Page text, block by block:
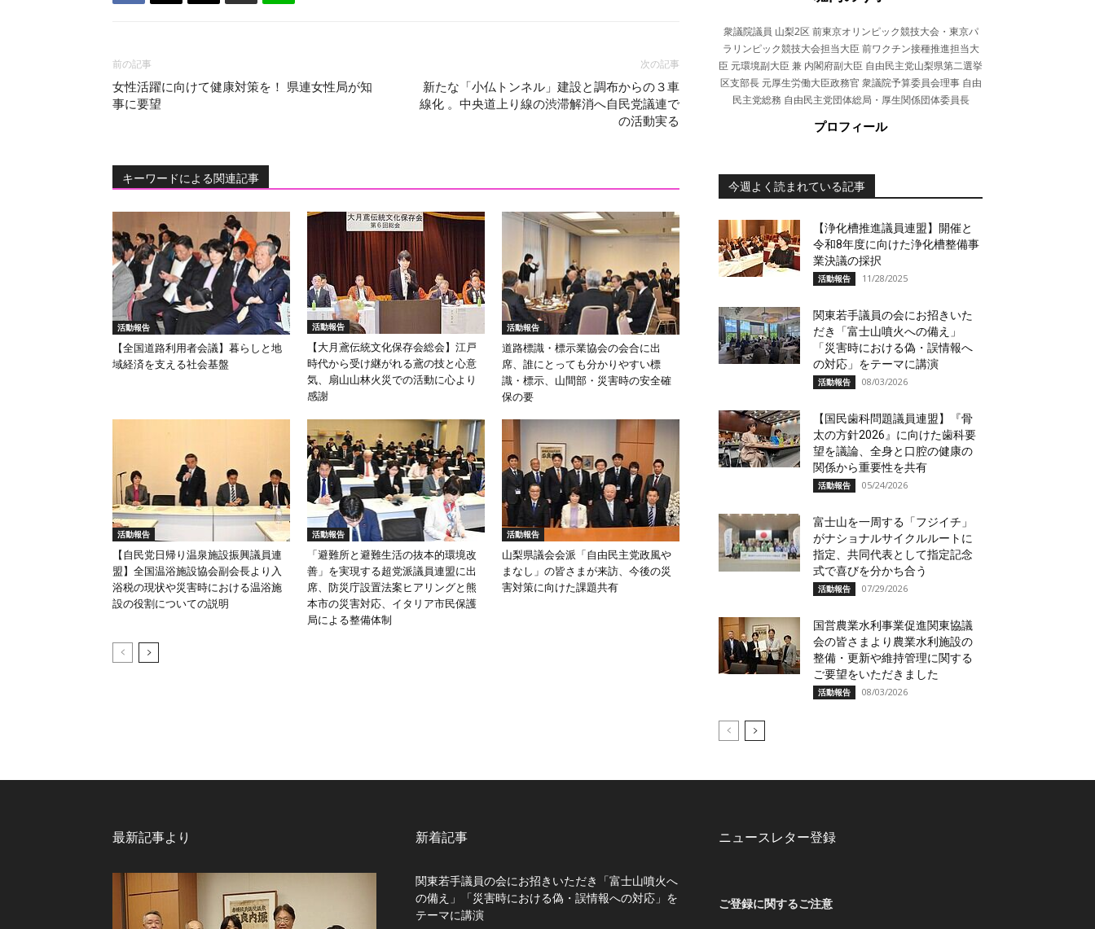
前の記事
女性活躍に向けて健康対策を！ 県連女性局が知
事に要望
次の記事
新たな「小仏トンネル」建設と調布からの３車
線化 。中央道上り線の渋滞解消へ自民党議連で
の活動実る
キーワードによる関連記事
活動報告
【全国道路利用者会議】暮らしと地
域経済を支える社会基盤
活動報告
【大月鳶伝統文化保存会総会】江戸
時代から受け継がれる鳶の技と心意
気、扇山山林火災での活動に心より
感謝
活動報告
道路標識・標示業協会の会合に出
席、誰にとっても分かりやすい標
識・標示、山間部・災害時の安全確
保の要
活動報告
【自民党日帰り温泉施設振興議員連
盟】全国温浴施設協会副会長より入
浴税の現状や災害時における温浴施
設の役割についての説明
活動報告
「避難所と避難生活の抜本的環境改
善」を実現する超党派議員連盟に出
席、防災庁設置法案ヒアリングと熊
本市の災害対応、イタリア市民保護
局による整備体制
活動報告
山梨県議会会派「自由民主党政風や
まなし」の皆さまが来訪、今後の災
害対策に向けた課題共有
衆議院議員 山梨2区 前東京オリンピック競技大会・東京パ
ラリンピック競技大会担当大臣 前ワクチン接種推進担当大
臣 元環境副大臣 兼 内閣府副大臣 自由民主党山梨県第二選挙
区支部長 元厚生労働大臣政務官 衆議院予算委員会理事 自由
民主党総務 自由民主党団体総局・厚生関係団体委員長
プロフィール
今週よく読まれている記事
【浄化槽推進議員連盟】開催と
令和8年度に向けた浄化槽整備事
業決議の採択
活動報告 11/28/2025
関東若手議員の会にお招きいた
だき「富士山噴火への備え」
「災害時における偽・誤情報へ
の対応」をテーマに講演
活動報告 08/03/2026
【国民歯科問題議員連盟】『骨
太の方針2026』に向けた歯科要
望を議論、全身と口腔の健康の
関係から重要性を共有
活動報告 05/24/2026
富士山を一周する「フジイチ」
がナショナルサイクルルートに
指定、共同代表として指定記念
式で喜びを分かち合う
活動報告 07/29/2026
国営農業水利事業促進関東協議
会の皆さまより農業水利施設の
整備・更新や維持管理に関する
ご要望をいただきました
活動報告 08/03/2026
最新記事より 新着記事
関東若手議員の会にお招きいただき「富士山噴火へ
の備え」「災害時における偽・誤情報への対応」を
テーマに講演
ニュースレター登録
ご登録に関するご注意